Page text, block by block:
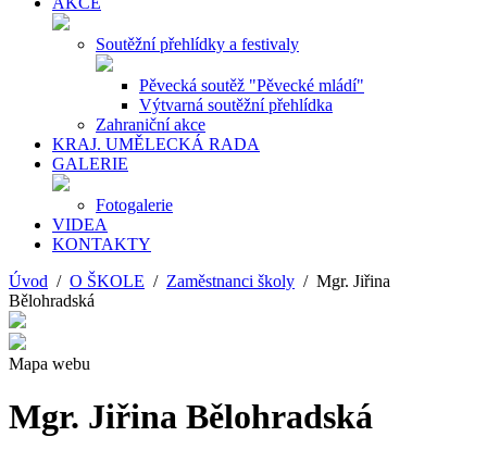
Soutěžní přehlídky a festivaly
Pěvecká soutěž "Pěvecké mládí"
Výtvarná soutěžní přehlídka
Zahraniční akce
KRAJ. UMĚLECKÁ RADA
GALERIE
Fotogalerie
VIDEA
KONTAKTY
Úvod / O ŠKOLE / Zaměstnanci školy / Mgr. Jiřina
Bělohradská
Mapa webu
Mgr. Jiřina Bělohradská